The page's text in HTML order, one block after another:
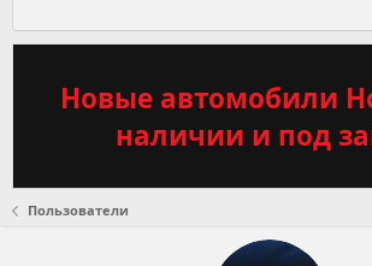
Новые автомобили
наличии и под
Пользователи